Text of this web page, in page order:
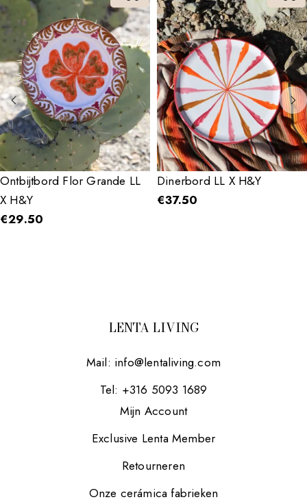
Ontbijtbord Flor Grande LL
X H&Y
€29.50
Dinerbord LL X H&Y
€37.50
LENTA LIVING
Mail: info@lentaliving.com
Tel: +316 5093 1689
Mijn Account
Exclusive Lenta Member
Retourneren
Onze cerámica fabrieken